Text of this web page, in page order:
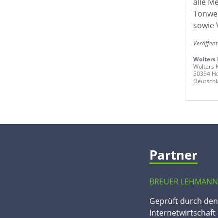
sowie
Wolters
Wolters
50354
Partner
BREUER
Geprüft durch
Internetwirtschaft